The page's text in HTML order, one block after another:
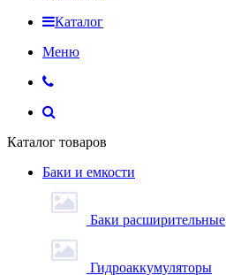
Каталог
Меню
Каталог товаров
Баки и емкости
Баки расширительные
Гидроаккумуляторы